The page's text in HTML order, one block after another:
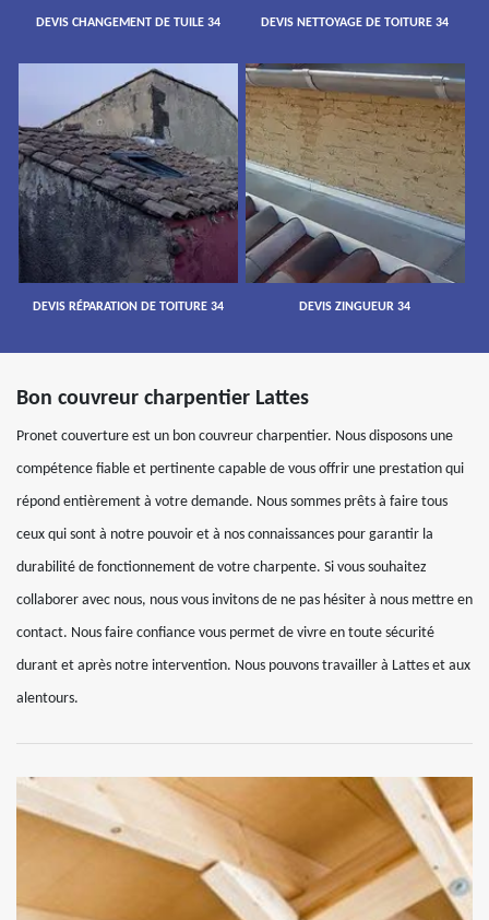
DEVIS CHANGEMENT DE TUILE 34 DEVIS NETTOYAGE DE TOITURE 34
DEVIS RÉPARATION DE TOITURE 34 DEVIS ZINGUEUR 34
Bon couvreur charpentier Lattes
Pronet couverture est un bon couvreur charpentier. Nous disposons une
compétence fiable et pertinente capable de vous offrir une prestation qui
répond entièrement à votre demande. Nous sommes prêts à faire tous
ceux qui sont à notre pouvoir et à nos connaissances pour garantir la
durabilité de fonctionnement de votre charpente. Si vous souhaitez
collaborer avec nous, nous vous invitons de ne pas hésiter à nous mettre en
contact. Nous faire confiance vous permet de vivre en toute sécurité
durant et après notre intervention. Nous pouvons travailler à Lattes et aux
alentours.